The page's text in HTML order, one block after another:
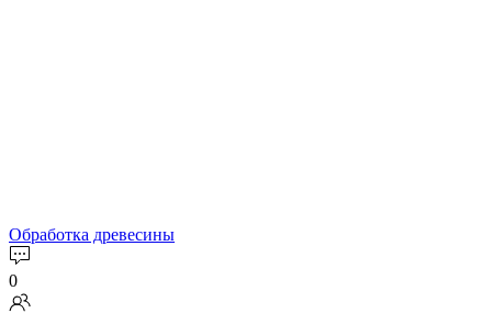
Обработка древесины
0